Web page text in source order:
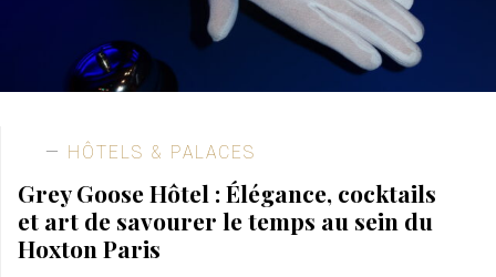
HÔTELS & PALACES
Grey Goose Hôtel : Élégance, cocktails
et art de savourer le temps au sein du
Hoxton Paris